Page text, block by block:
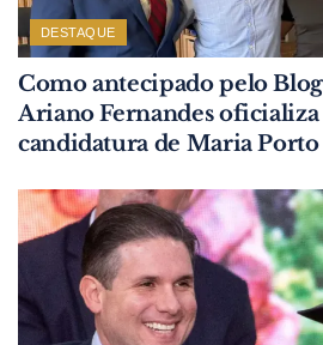
DESTAQUE
Como antecipado pelo
Ariano Fernandes oficializa
candidatura de Maria Porto